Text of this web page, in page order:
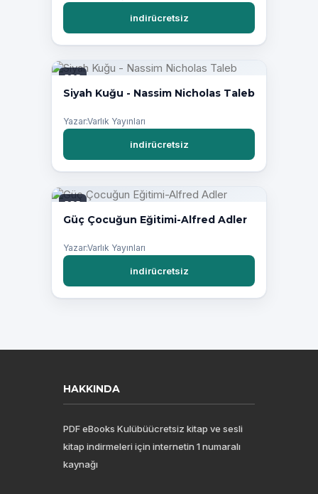
indirücretsiz
PDF
Siyah Kuğu - Nassim Nicholas Taleb
Yazar:Varlık Yayınları
indirücretsiz
PDF
Güç Çocuğun Eğitimi-Alfred Adler
Yazar:Varlık Yayınları
indirücretsiz
HAKKINDA
PDF eBooks Kulübüücretsiz kitap ve sesli
kitap indirmeleri için internetin 1 numaralı
kaynağı